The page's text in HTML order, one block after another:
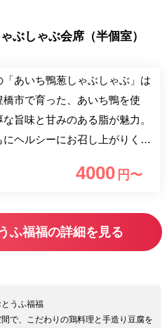
ぶしゃぶ会席（半個室）
「あいち鴨葱しゃぶしゃぶ」は
橋市で育った、あいち鴨を使
な旨味と甘みのある脂が魅力。
にヘルシーにお召し上がりくだ
もオススメのプランです。
4000 円〜
ふ福福の詳細を見る
うふ福福
で、こだわりの鶏料理と手造り豆腐を